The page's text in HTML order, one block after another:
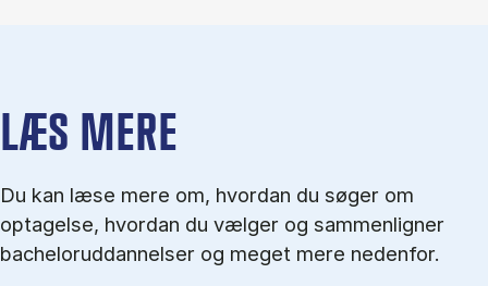
LÆS MERE
Du kan læse mere om, hvordan du søger om
optagelse, hvordan du vælger og sammenligner
bacheloruddannelser og meget mere nedenfor.